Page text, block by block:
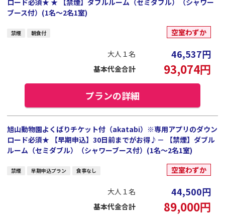
ロード必須★ ★ 【禁煙】ダブルルーム（セミダブル）（シャワー
ブース付）(1名～2名1室)
禁煙 朝食付 空室わずか
大人１名 46,537円
基本代金合計 93,074円
プランの詳細
旭山動物園よくばりチケット付（akatabi）※専用アプリのダウン
ロード必須★ 【早期申込】30日前までがお得♪－ 【禁煙】ダブル
ルーム（セミダブル）（シャワーブース付）(1名～2名1室)
禁煙 早期申込プラン 食事なし 空室わずか
大人１名 44,500円
基本代金合計 89,000円